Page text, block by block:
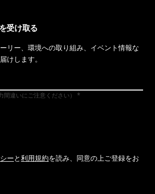
受け取る
リー、環境への取り組み、イベント情報な
けします。
間違いにご注意ください）
ーと利用規約を読み、同意の上ご登録をお